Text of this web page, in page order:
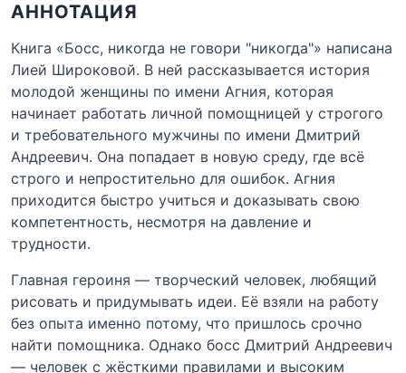
АННОТАЦИЯ
Книга «Босс, никогда не говори "никогда"» написана
Лией Широковой. В ней рассказывается история
молодой женщины по имени Агния, которая
начинает работать личной помощницей у строгого
и требовательного мужчины по имени Дмитрий
Андреевич. Она попадает в новую среду, где всё
строго и непростительно для ошибок. Агния
приходится быстро учиться и доказывать свою
компетентность, несмотря на давление и
трудности.
Главная героиня — творческий человек, любящий
рисовать и придумывать идеи. Её взяли на работу
без опыта именно потому, что пришлось срочно
найти помощника. Однако босс Дмитрий Андреевич
— человек с жёсткими правилами и высоким